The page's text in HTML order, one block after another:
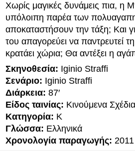
Χωρίς μαγικές δυνάμεις πια, η
υπόλοιπη παρέα των
αποκαταστήσουν την τάξη; Και
του απαγορεύει να παντρευτεί
κρατάει χώρια; Θα αντέξει η
Σκηνοθεσία: Iginio Straffi
Σενάριο: Iginio Straffi
Διάρκεια: 87′
Είδος ταινίας: Κινούμενα Σχέδια
Κατηγορία: K
Γλώσσα: Ελληνικά
Χρονολογία παραγωγής: 2011